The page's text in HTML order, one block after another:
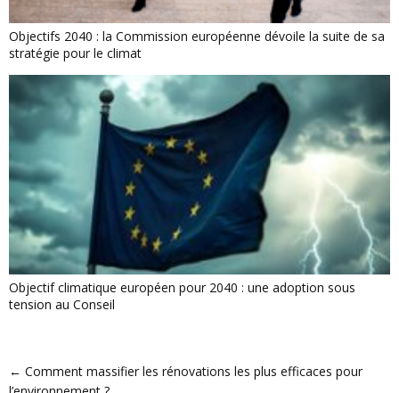
Objectifs 2040 : la Commission européenne dévoile la suite de sa
stratégie pour le climat
Objectif climatique européen pour 2040 : une adoption sous
tension au Conseil
← Comment massifier les rénovations les plus efficaces pour